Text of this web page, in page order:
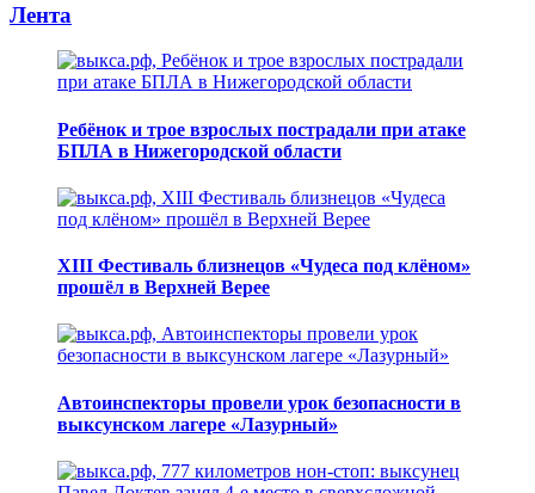
Лента
Ребёнок и трое взрослых пострадали при атаке
БПЛА в Нижегородской области
XIII Фестиваль близнецов «Чудеса под клёном»
прошёл в Верхней Верее
Автоинспекторы провели урок безопасности в
выксунском лагере «Лазурный»